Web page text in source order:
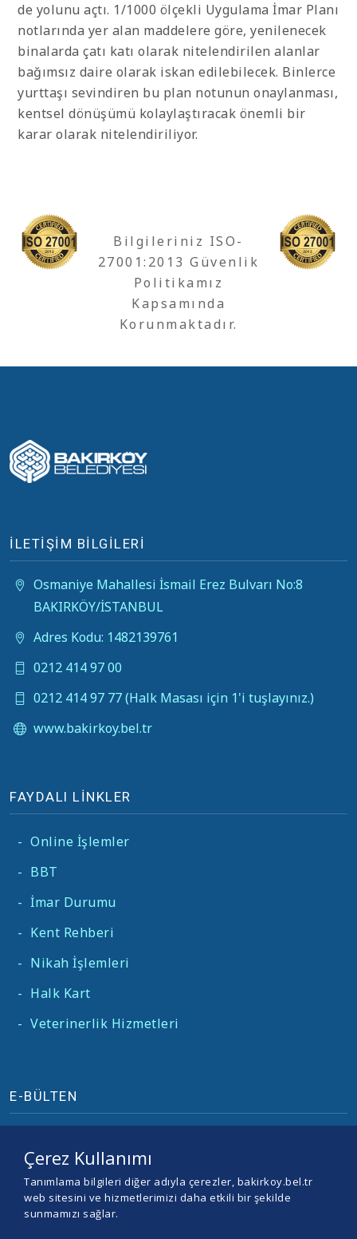
de yolunu açtı. 1/1000 ölçekli Uygulama İmar Planı
notlarında yer alan maddelere göre, yenilenecek
binalarda çatı katı olarak nitelendirilen alanlar
bağımsız daire olarak iskan edilebilecek. Binlerce
yurttaşı sevindiren bu plan notunun onaylanması,
kentsel dönüşümü kolaylaştıracak önemli bir
karar olarak nitelendiriliyor.
Bilgileriniz ISO-
27001:2013 Güvenlik
Politikamız
Kapsamında
Korunmaktadır.
İLETİŞİM BİLGİLERİ
Osmaniye Mahallesi İsmail Erez Bulvarı No:8
BAKIRKÖY/İSTANBUL
Adres Kodu: 1482139761
0212 414 97 00
0212 414 97 77 (Halk Masası için 1'i tuşlayınız.)
www.bakirkoy.bel.tr
FAYDALI LİNKLER
- Online İşlemler
- BBT
- İmar Durumu
- Kent Rehberi
- Nikah İşlemleri
- Halk Kart
- Veterinerlik Hizmetleri
E-BÜLTEN
Çerez Kullanımı
Tanımlama bilgileri diğer adıyla çerezler, bakirkoy.bel.tr
web sitesini ve hizmetlerimizi daha etkili bir şekilde
sunmamızı sağlar.